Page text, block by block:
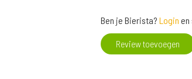
Ben je Bierista? Login en
Review toevoegen